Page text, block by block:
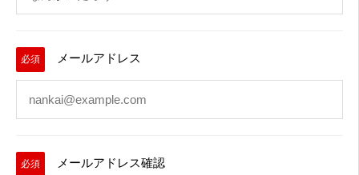
必須 メールアドレス
必須 メールアドレス確認